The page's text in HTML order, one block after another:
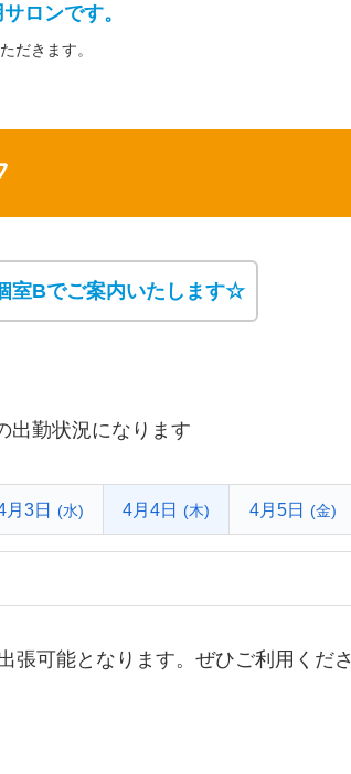
ロンです。
だきます。
室Bでご案内いたします☆
出勤状況になります
月3日 (水) 4月4日 (木) 4月5日 (金)
可能となります。ぜひご利用くださ